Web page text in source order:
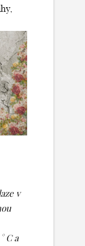
v
C a